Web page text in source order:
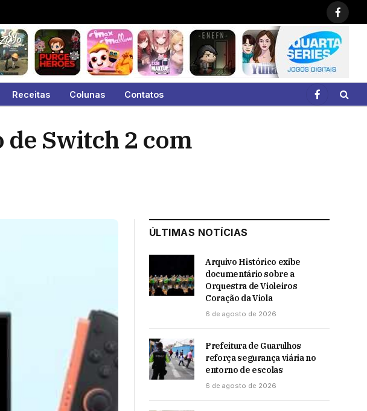
Receitas Colunas Contatos
Facebook
de Switch 2 com
ÚLTIMAS NOTÍCIAS
Arquivo Histórico exibe
documentário sobre a
Orquestra de Violeiros
Coração da Viola
6 de agosto de 2026
Prefeitura de Guarulhos
reforça segurança viária no
entorno de escolas
6 de agosto de 2026